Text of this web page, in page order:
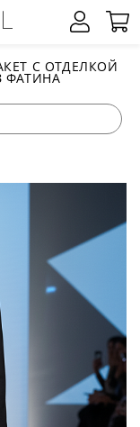
С ОТДЕЛКОЙ
ФАТИНА